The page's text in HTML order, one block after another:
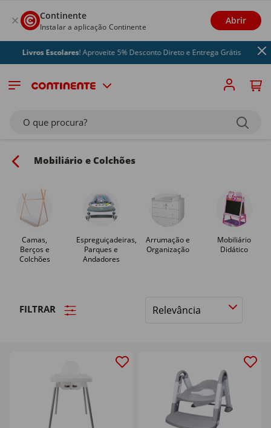
Continente
Instalar a aplicação Continente
Abrir
Escolares! Aproveite 5% Desconto Direto e Entrega Grátis
O que procura?
Mobiliário e Colchões
Camas,
Berços e
Colchões
Espreguiçadeiras,
Parques e
Andadores
Arrumação e
Organização
Mobiliário
Didático
FILTRAR
Ordenar